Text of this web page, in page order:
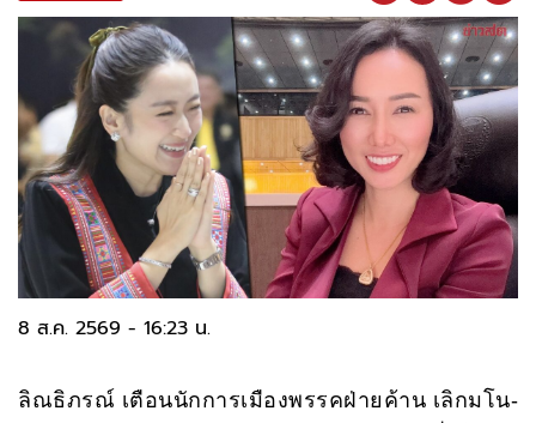
8 ส.ค. 2569 - 16:23 น.
ลิณธิภรณ์ เตือนนักการเมืองพรรคฝ่ายค้าน เลิกมโน-